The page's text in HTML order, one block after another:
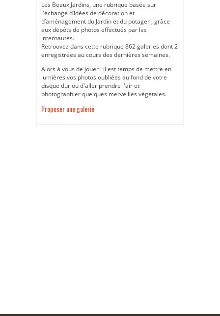
Les Beaux Jardins, une rubrique basée sur
l'échange d’idées de décoration et
d’aménagement du Jardin et du potager , grâce
aux dépôts de photos effectués par les
internautes.
Retrouvez dans cette rubrique 862 galeries dont 2
enregistrées au cours des dernières semaines.
Alors à vous de jouer ! Il est temps de mettre en
lumières vos photos oubliées au fond de votre
disque dur ou d'aller prendre l'air et
photographier quelques merveilles végétales.
Proposer une galerie